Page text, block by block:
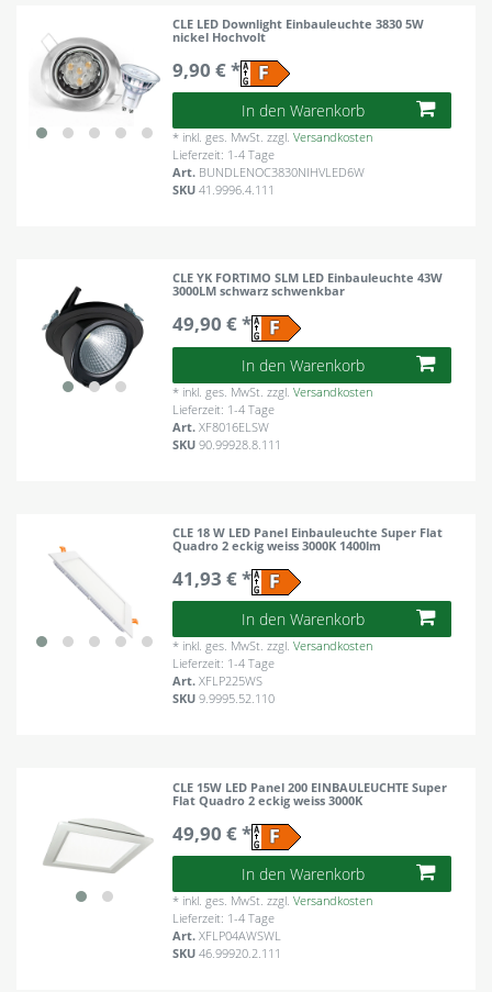
CLE LED Downlight Einbauleuchte 3830 5W
nickel Hochvolt
9,90 € *
In den Warenkorb
* inkl. ges. MwSt. zzgl.Versandkosten
Lieferzeit: 1-4 Tage
Art. BUNDLENOC3830NIHVLED6W
SKU41.9996.4.111
CLE YK FORTIMO SLM LED Einbauleuchte 43W
3000LM schwarz schwenkbar
49,90 € *
In den Warenkorb
* inkl. ges. MwSt. zzgl.Versandkosten
Lieferzeit: 1-4 Tage
Art.XF8016ELSW
SKU90.99928.8.111
CLE 18 W LED Panel Einbauleuchte Super Flat
Quadro 2 eckig weiss 3000K 1400lm
41,93 € *
In den Warenkorb
* inkl. ges. MwSt. zzgl.Versandkosten
Lieferzeit: 1-4 Tage
Art.XFLP225WS
SKU9.9995.52.110
CLE 15W LED Panel 200 EINBAULEUCHTE Super
Flat Quadro 2 eckig weiss 3000K
49,90 € *
In den Warenkorb
* inkl. ges. MwSt. zzgl.Versandkosten
Lieferzeit: 1-4 Tage
Art.XFLP04AWSWL
SKU46.99920.2.111